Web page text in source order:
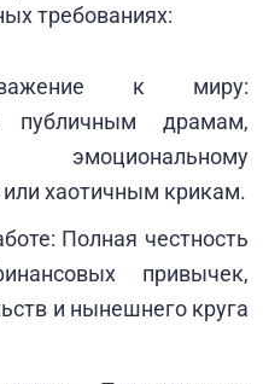
требованиях:
к миру:
публичным драмам,
хаотичным крикам.
Полная честность
привычек,
и нынешнего круга